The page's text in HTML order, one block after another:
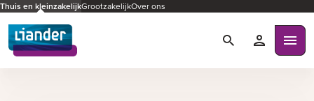
Thuis en kleinzakelijkGrootzakelijkOver ons
ZoekenMijn